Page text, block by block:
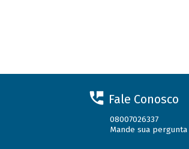
Fale Conosco
08007026337
Mande sua pergunta